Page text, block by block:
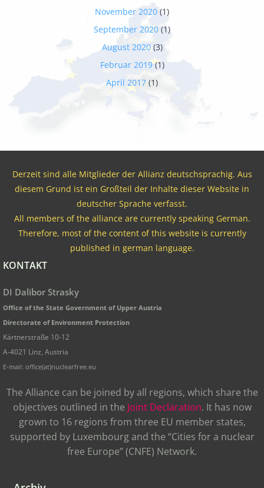
November 2020 (1)
September 2020 (1)
August 2020(3)
Februar 2019(1)
April 2017 (1)
Derzeit sind alle Mitglieder der Allianz deutschsprachig. Aus
diesem Grund ist ein Großteil der Inhalte dieser Website in
deutscher Sprache verfasst.
All members of the alliance are currently speaking German.
Therefore, most of the content of this website is currently
published in german language.
KONTAKT
DI Dalibor Strasky
Office of the State Government of Upper Austria
Directorate of Environment Protection
Kärtnerstraße 10-12
A-4021 Linz, Austria
E-mail: office(at)nuclearfree.eu
The Alliance can be joined by all regions, which share the
objectives outlined in the Joint Declaration. It has now
grown to 16 regions from three EU member states,
supported by Luxembourg and the “Cities for a nuclear
free Europe” (CNFE) Network.